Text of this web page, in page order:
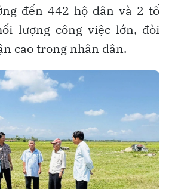
đến 442 hộ dân và 2 tổ
lượng công việc lớn, đòi
cao trong nhân dân.